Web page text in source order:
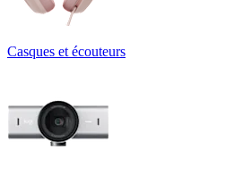
Casques et écouteurs